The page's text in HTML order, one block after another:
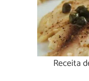
Receita